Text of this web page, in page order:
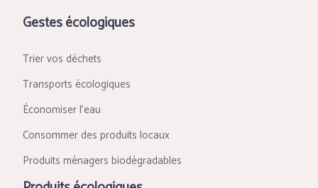
Gestes écologiques
Trier vos déchets
Transports écologiques
Économiser l’eau
Consommer des produits locaux
Produits ménagers biodégradables